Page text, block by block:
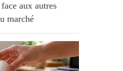
aux autres
marché